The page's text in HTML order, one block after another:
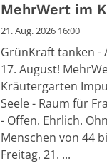
Datum: 21. August
MehrWert im
21. Aug. 2026 16:00
GrünKraft tanken -
17. August!
Kräutergarten
Seele - Raum für
- Offen. Ehrlich.
Menschen von 44
Freitag, 21. ...